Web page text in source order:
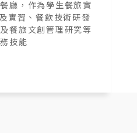
廳，作為學生餐旅實
實習、餐飲技術研發
餐旅文創管理研究等
技能